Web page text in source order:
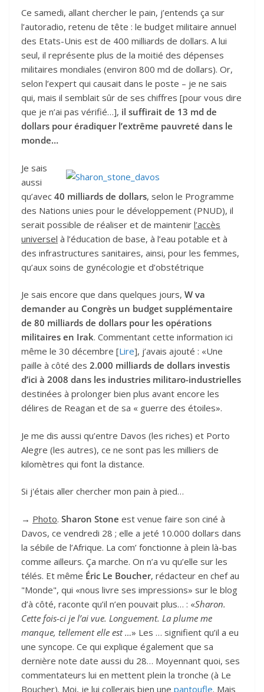
Ce samedi, allant chercher le pain, j’entends ça sur
l’autoradio, retenu de tête : le budget militaire annuel
des Etats-Unis est de 400 milliards de dollars. A lui
seul, il représente plus de la moitié des dépenses
militaires mondiales (environ 800 md de dollars). Or,
selon l’expert qui causait dans le poste – je ne sais
qui, mais il semblait sûr de ses chiffres [pour vous dire
que je n’ai pas vérifié…], il suffirait de 13 md de
dollars pour éradiquer l’extrême pauvreté dans le
monde…
Je sais
aussi
qu’avec 40 milliards de dollars, selon le Programme
des Nations unies pour le développement (PNUD), il
serait possible de réaliser et de maintenir l’accès
universel à l’éducation de base, à l’eau potable et à
des infrastructures sanitaires, ainsi, pour les femmes,
qu’aux soins de gynécologie et d’obstétrique
Je sais encore que dans quelques jours, W va
demander au Congrès un budget supplémentaire
de 80 milliards de dollars pour les opérations
militaires en Irak. Commentant cette information ici
même le 30 décembre [Lire], j’avais ajouté : «Une
paille à côté des 2.000 milliards de dollars investis
d’ici à 2008 dans les industries militaro-industrielles
destinées à prolonger bien plus avant encore les
délires de Reagan et de sa « guerre des étoiles».
Je me dis aussi qu’entre Davos (les riches) et Porto
Alegre (les autres), ce ne sont pas les milliers de
kilomètres qui font la distance.
Si j'étais aller chercher mon pain à pied…
→ Photo. Sharon Stone est venue faire son ciné à
Davos, ce vendredi 28 ; elle a jeté 10.000 dollars dans
la sébile de l’Afrique. La com’ fonctionne à plein là-bas
comme ailleurs. Ça marche. On n’a vu qu’elle sur les
télés. Et même Éric Le Boucher, rédacteur en chef au
"Monde", qui «nous livre ses impressions» sur le blog
d’à côté, raconte qu’il n’en pouvait plus… : «Sharon.
Cette fois-ci je l’ai vue. Longuement. La plume me
manque, tellement elle est …» Les … signifient qu’il a eu
une syncope. Ce qui explique également que sa
dernière note date aussi du 28… Moyennant quoi, ses
commentateurs lui en mettent plein la tronche (à Le
Boucher). Moi, je lui collerais bien une pantoufle. Mais